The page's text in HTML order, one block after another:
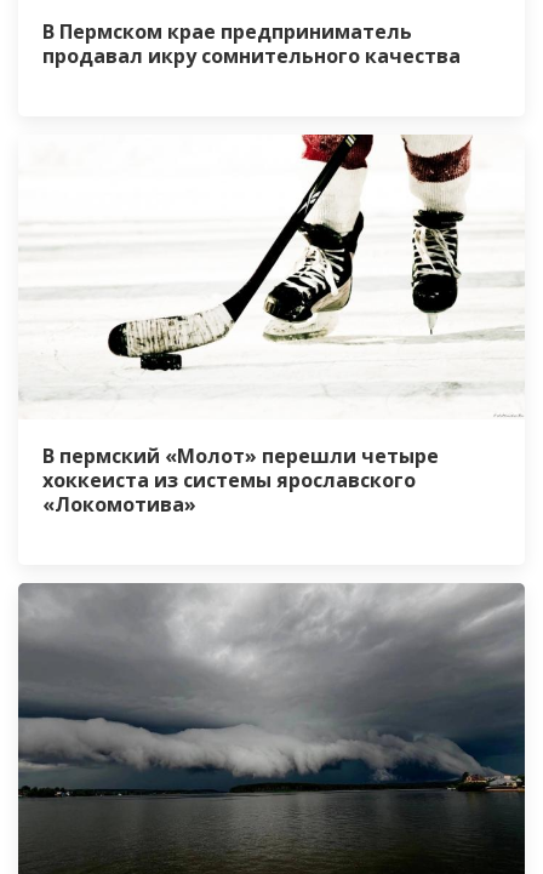
В Пермском крае предприниматель
продавал икру сомнительного качества
В пермский «Молот» перешли четыре
хоккеиста из системы ярославского
«Локомотива»